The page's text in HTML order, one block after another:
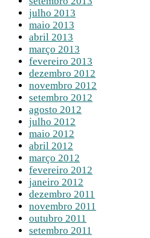
julho 2013
maio 2013
abril 2013
março 2013
fevereiro 2013
dezembro 2012
novembro 2012
setembro 2012
agosto 2012
julho 2012
maio 2012
abril 2012
março 2012
fevereiro 2012
janeiro 2012
dezembro 2011
novembro 2011
outubro 2011
setembro 2011